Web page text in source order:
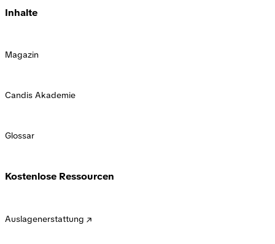
Inhalte
Magazin
Candis Akademie
Glossar
Kostenlose Ressourcen
Auslagenerstattung